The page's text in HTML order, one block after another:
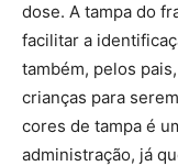
dose. A tampa do
facilitar a
também, pelos
crianças para
cores de tampa é
administração, já